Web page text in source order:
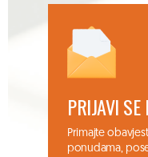
PRIJAVI SE
Primajte
ponudama,